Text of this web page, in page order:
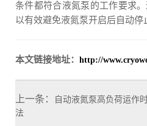
条件都符合液氮泵的工作要求
以有效避免液氮泵开启后自动停
本文链接地址： http://
上一条：
自动液氮泵高负荷运作
法